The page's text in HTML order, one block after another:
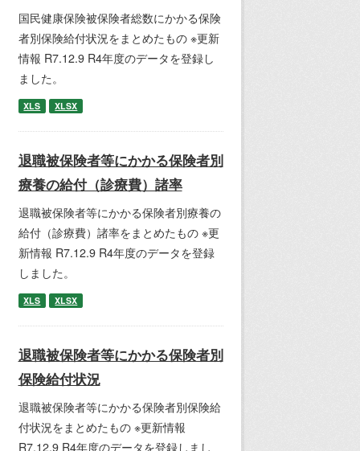
国民健康保険被保険者総数にかかる保険
者別保険給付状況をまとめたもの ※更新
情報 R7.12.9 R4年度のデータを登録し
ました。
XLS XLSX
退職被保険者等にかかる保険者別
療養の給付（診療費）諸率
退職被保険者等にかかる保険者別療養の
給付（診療費）諸率をまとめたもの ※更
新情報 R7.12.9 R4年度のデータを登録
しました。
XLS XLSX
退職被保険者等にかかる保険者別
保険給付状況
退職被保険者等にかかる保険者別保険給
付状況をまとめたもの ※更新情報
R7.12.9 R4年度のデータを登録しまし